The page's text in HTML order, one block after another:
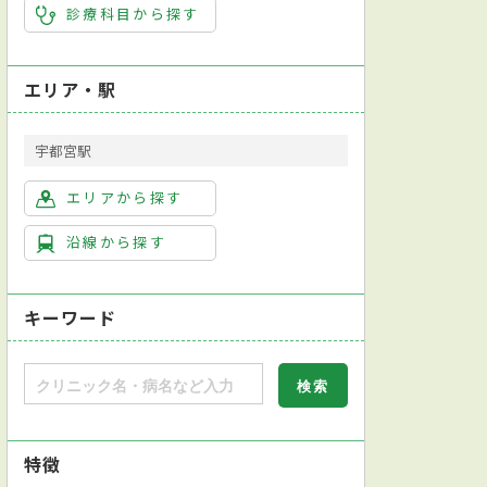
診療科目から探す
エリア・駅
宇都宮駅
エリアから探す
沿線から探す
キーワード
特徴